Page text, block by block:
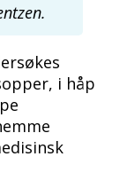
i håp